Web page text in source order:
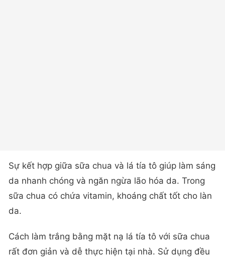
Sự kết hợp giữa sữa chua và lá tía tô giúp làm sáng
da nhanh chóng và ngăn ngừa lão hóa da. Trong
sữa chua có chứa vitamin, khoáng chất tốt cho làn
da.
Cách làm trắng bằng mặt nạ lá tía tô với sữa chua
rất đơn giản và dễ thực hiện tại nhà. Sử dụng đều